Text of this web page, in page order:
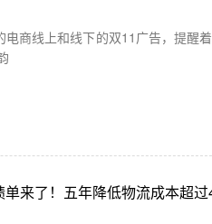
电商线上和线下的双11广告，提醒
单来了！五年降低物流成本超